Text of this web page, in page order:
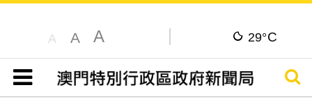
A A A 29°C
目錄
搜尋